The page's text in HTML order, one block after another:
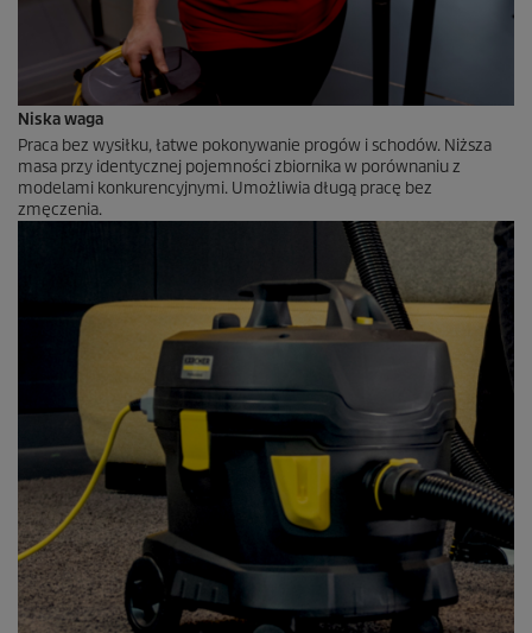
Niska waga
Praca bez wysiłku, łatwe pokonywanie progów i schodów. Niższa
masa przy identycznej pojemności zbiornika w porównaniu z
modelami konkurencyjnymi. Umożliwia długą pracę bez
zmęczenia.